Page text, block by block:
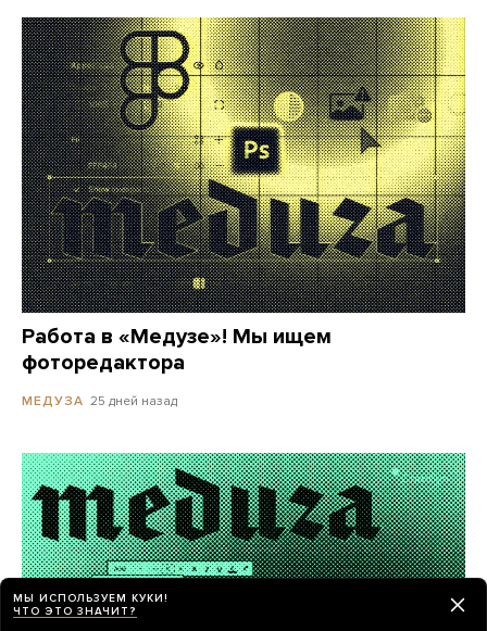
Работа в «Медузе»! Мы ищем
фоторедактора
МЕДУЗА 25 дней назад
МЫ ИСПОЛЬЗУЕМ КУКИ!
ЧТО ЭТО ЗНАЧИТ?